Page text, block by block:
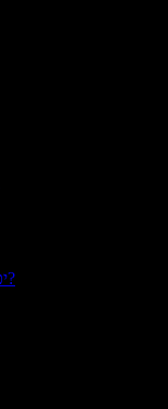
האם Google Docs יכול להקריא לי טקסט?